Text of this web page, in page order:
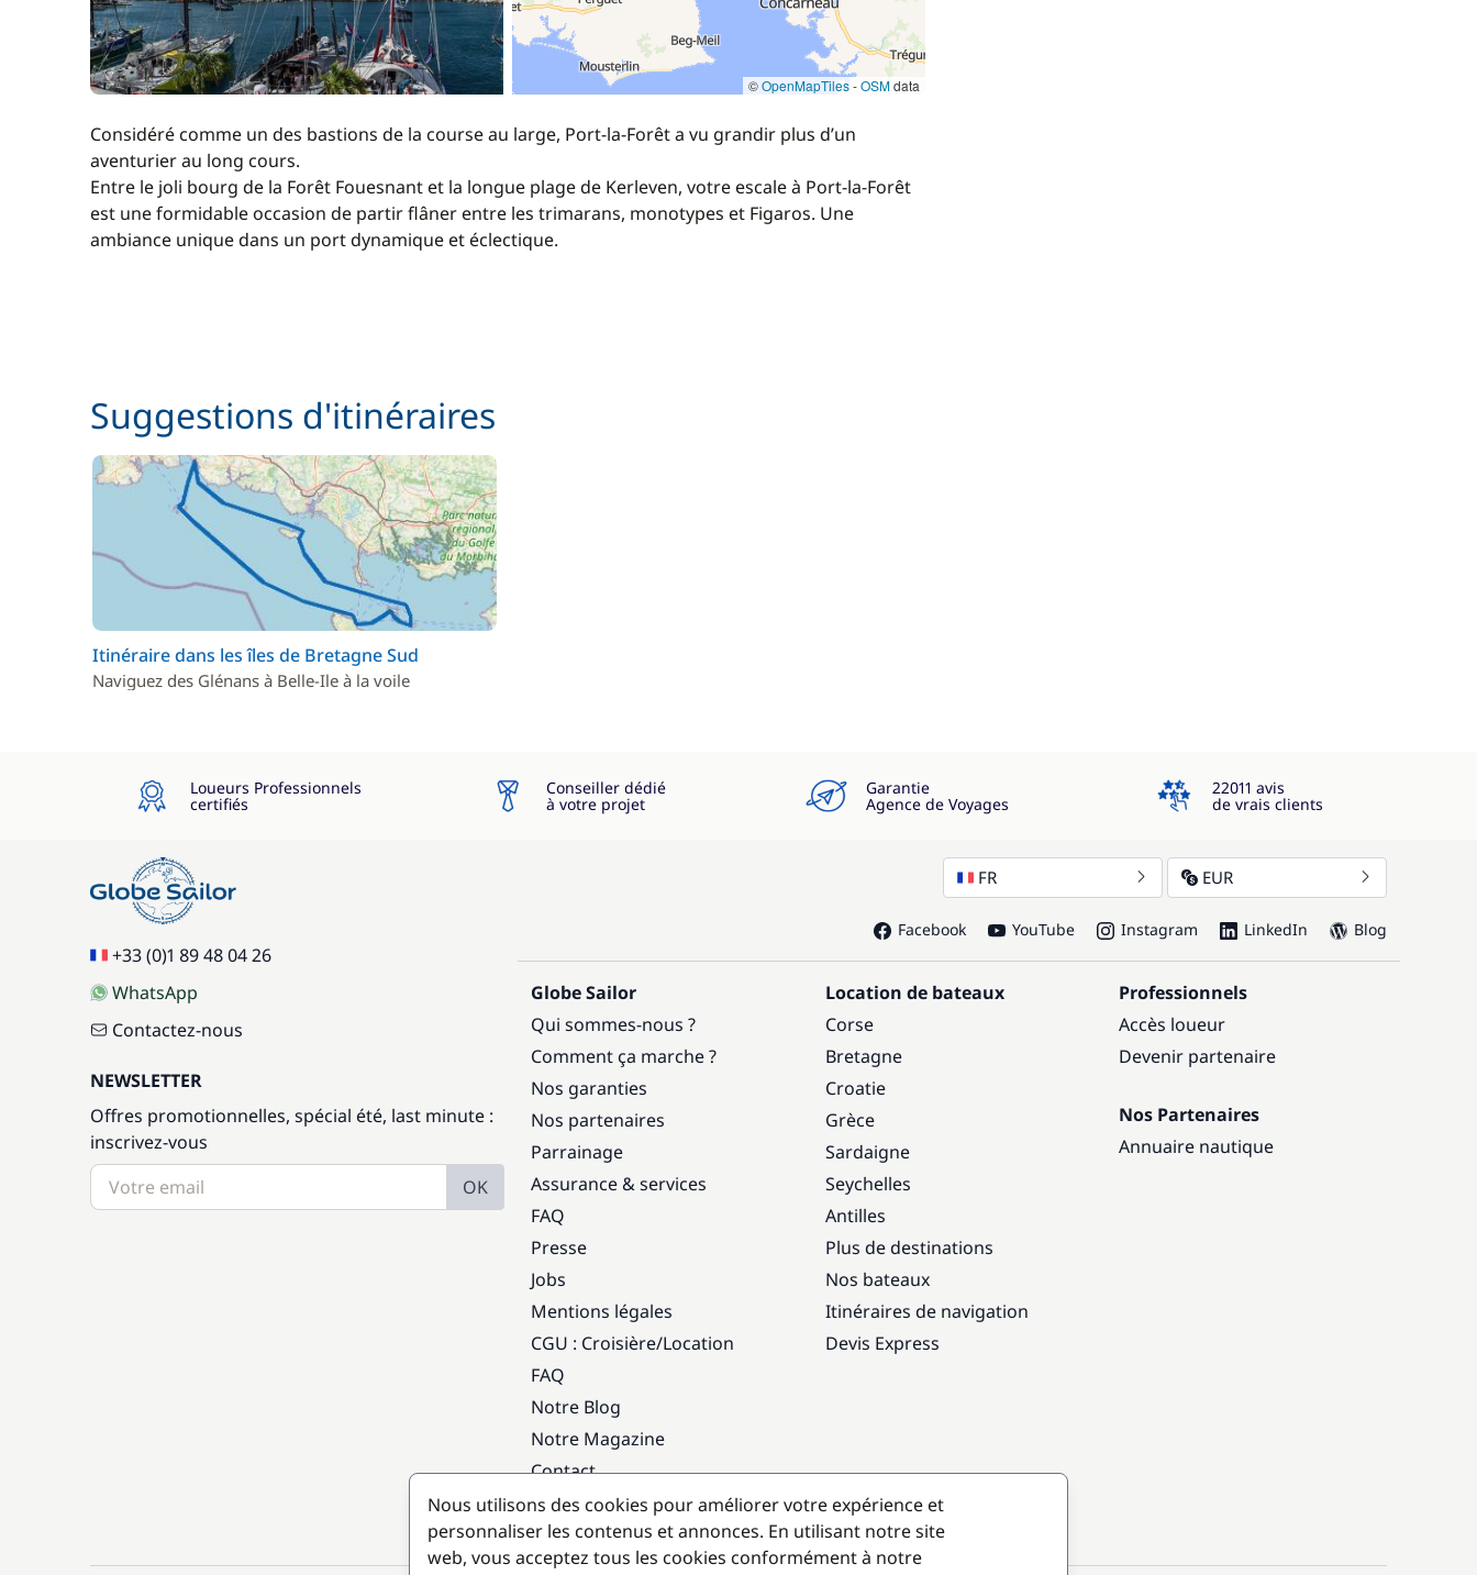
©OpenMapTiles-OSMdata
Considéré comme un des bastions de la course au large, Port-la-Forêt a vu grandir plus d’un
aventurier au long cours.
Entre le joli bourg de la Forêt Fouesnant et la longue plage de Kerleven, votre escale à Port-la-Forêt
est une formidable occasion de partir flâner entre les trimarans, monotypes et Figaros. Une
ambiance unique dans un port dynamique et éclectique.
Suggestions d'itinéraires
Itinéraire dans les îles de Bretagne Sud
Naviguez des Glénans à Belle-Ile à la voile
Loueurs Professionnels
certifiés
Conseiller dédié
à votre projet
Garantie
Agence de Voyages
4.3
22011 avis
de vrais clients
+33 (0)1 89 48 04 26
WhatsApp
Contactez-nous
NEWSLETTER
Offres promotionnelles, spécial été, last minute :
inscrivez-vous
OK
FR EUR
Facebook YouTube Instagram LinkedIn Blog
Globe Sailor
Qui sommes-nous ?
Comment ça marche ?
Nos garanties
Nos partenaires
Parrainage
Assurance & services
FAQ
Presse
Jobs
Mentions légales
CGU : Croisière/Location
FAQ
Notre Blog
Notre Magazine
Contact
Location de bateaux
Corse
Bretagne
Croatie
Grèce
Sardaigne
Seychelles
Antilles
Plus de destinations
Nos bateaux
Itinéraires de navigation
Devis Express
Professionnels
Accès loueur
Devenir partenaire
Nos Partenaires
Annuaire nautique
Destinations populaires
Nous utilisons des cookies pour améliorer votre expérience et
personnaliser les contenus et annonces. En utilisant notre site
web, vous acceptez tous les cookies conformément à notre